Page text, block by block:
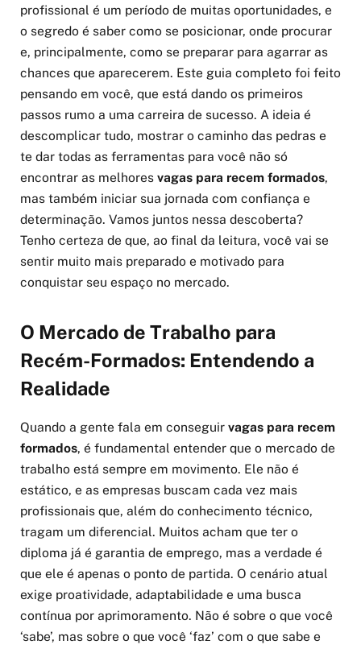
profissional é um período de muitas oportunidades, e
o segredo é saber como se posicionar, onde procurar
e, principalmente, como se preparar para agarrar as
chances que aparecerem. Este guia completo foi feito
pensando em você, que está dando os primeiros
passos rumo a uma carreira de sucesso. A ideia é
descomplicar tudo, mostrar o caminho das pedras e
te dar todas as ferramentas para você não só
encontrar as melhores vagas para recem formados,
mas também iniciar sua jornada com confiança e
determinação. Vamos juntos nessa descoberta?
Tenho certeza de que, ao final da leitura, você vai se
sentir muito mais preparado e motivado para
conquistar seu espaço no mercado.
O Mercado de Trabalho para
Recém-Formados: Entendendo a
Realidade
Quando a gente fala em conseguir vagas para recem
formados, é fundamental entender que o mercado de
trabalho está sempre em movimento. Ele não é
estático, e as empresas buscam cada vez mais
profissionais que, além do conhecimento técnico,
tragam um diferencial. Muitos acham que ter o
diploma já é garantia de emprego, mas a verdade é
que ele é apenas o ponto de partida. O cenário atual
exige proatividade, adaptabilidade e uma busca
contínua por aprimoramento. Não é sobre o que você
‘sabe’, mas sobre o que você ‘faz’ com o que sabe e